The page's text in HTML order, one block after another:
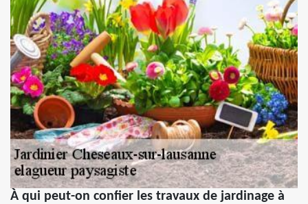
À qui peut-on confier les travaux de jardinage à